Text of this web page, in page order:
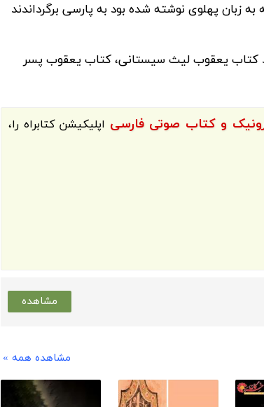
به زبان پهلوی نوشته شده بود به پارسی برگرداندند
کتاب یعقوب لیث سیستانی، کتاب یعقوب پسر
اپلیکیشنکتابراه را،
مشاهده
مشاهده همه »